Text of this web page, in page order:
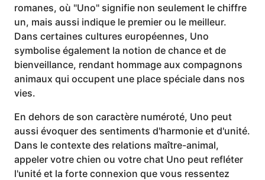
romanes, où "Uno" signifie non seulement le chiffre
un, mais aussi indique le premier ou le meilleur.
Dans certaines cultures européennes, Uno
symbolise également la notion de chance et de
bienveillance, rendant hommage aux compagnons
animaux qui occupent une place spéciale dans nos
vies.
En dehors de son caractère numéroté, Uno peut
aussi évoquer des sentiments d'harmonie et d'unité.
Dans le contexte des relations maître-animal,
appeler votre chien ou votre chat Uno peut refléter
l'unité et la forte connexion que vous ressentez